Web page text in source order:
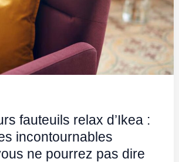
fauteuils relax d’Ikea :
incontournables
ne pourrez pas dire